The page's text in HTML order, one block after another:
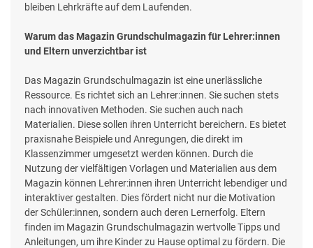
bleiben Lehrkräfte auf dem Laufenden.
Warum das Magazin Grundschulmagazin für Lehrer:innen
und Eltern unverzichtbar ist
Das Magazin Grundschulmagazin ist eine unerlässliche
Ressource. Es richtet sich an Lehrer:innen. Sie suchen stets
nach innovativen Methoden. Sie suchen auch nach
Materialien. Diese sollen ihren Unterricht bereichern. Es bietet
praxisnahe Beispiele und Anregungen, die direkt im
Klassenzimmer umgesetzt werden können. Durch die
Nutzung der vielfältigen Vorlagen und Materialien aus dem
Magazin können Lehrer:innen ihren Unterricht lebendiger und
interaktiver gestalten. Dies fördert nicht nur die Motivation
der Schüler:innen, sondern auch deren Lernerfolg. Eltern
finden im Magazin Grundschulmagazin wertvolle Tipps und
Anleitungen, um ihre Kinder zu Hause optimal zu fördern. Die